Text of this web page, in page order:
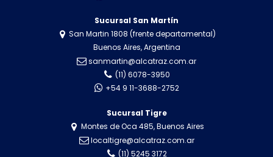
Sucursal San Martín
San Martin 1808 (frente departamental)
Buenos Aires, Argentina
sanmartin@alcatraz.com.ar
(11) 6078-3950
+54 9 11-3688-2752
Sucursal Tigre
Montes de Oca 485, Buenos Aires
localtigre@alcatraz.com.ar
(11) 5245 3172